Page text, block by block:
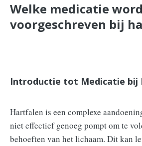
Welke medicatie
voorgeschreven bij
Introductie tot Medicatie bij
Hartfalen is een complexe
niet effectief genoeg pompt om te
behoeften van het lichaam. Dit kan